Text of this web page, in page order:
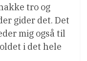
tro og
gider det. Det
mig også til
i det hele